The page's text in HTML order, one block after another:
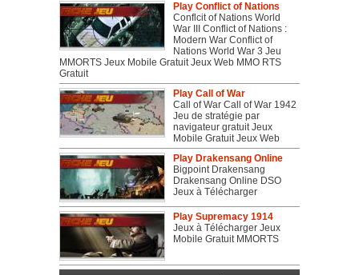
Play Conflict of Nations
Conflcit of Nations World
War III Conflict of Nations :
Modern War Conflict of
Nations World War 3 Jeu
MMORTS Jeux Mobile Gratuit Jeux Web MMO RTS
Gratuit
Play Call of War
Call of War Call of War 1942
Jeu de stratégie par
navigateur gratuit Jeux
Mobile Gratuit Jeux Web
Play Drakensang Online
Bigpoint Drakensang
Drakensang Online DSO
Jeux à Télécharger
Play Supremacy 1914
Jeux à Télécharger Jeux
Mobile Gratuit MMORTS